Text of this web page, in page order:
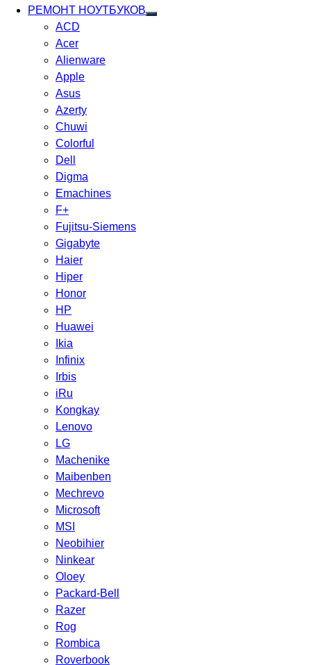
РЕМОНТ НОУТБУКОВ
ACD
Acer
Alienware
Apple
Asus
Azerty
Chuwi
Colorful
Dell
Digma
Emachines
F+
Fujitsu-Siemens
Gigabyte
Haier
Hiper
Honor
HP
Huawei
Ikia
Infinix
Irbis
iRu
Kongkay
Lenovo
LG
Machenike
Maibenben
Mechrevo
Microsoft
MSI
Neobihier
Ninkear
Oloey
Packard-Bell
Razer
Rog
Rombica
Roverbook